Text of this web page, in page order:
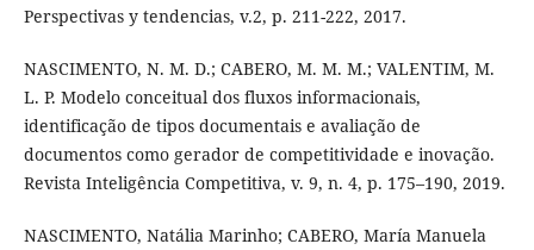
Perspectivas y tendencias, v.2, p. 211-222, 2017.
NASCIMENTO, N. M. D.; CABERO, M. M. M.; VALENTIM, M.
L. P. Modelo conceitual dos fluxos informacionais,
identificação de tipos documentais e avaliação de
documentos como gerador de competitividade e inovação.
Revista Inteligência Competitiva, v. 9, n. 4, p. 175–190, 2019.
NASCIMENTO, Natália Marinho; CABERO, María Manuela